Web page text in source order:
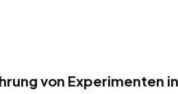
von Experimenten